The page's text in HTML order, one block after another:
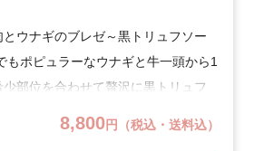
とウナギのブレゼ～黒トリュフソー
もポピュラーなウナギと牛一頭から1
部位を合わせて贅沢に黒トリュフ
8,800円（税込・送料込）